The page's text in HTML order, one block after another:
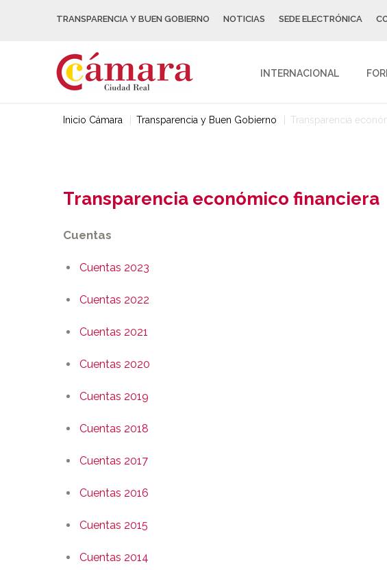
TRANSPARENCIA Y BUEN GOBIERNO NOTICIAS SEDE ELECTRÓNICA
INTERNACIONAL
Inicio Cámara Transparencia y Buen Gobierno Transparencia
Transparencia económico financiera
Cuentas
Cuentas 2023
Cuentas 2022
Cuentas 2021
Cuentas 2020
Cuentas 2019
Cuentas 2018
Cuentas 2017
Cuentas 2016
Cuentas 2015
Cuentas 2014